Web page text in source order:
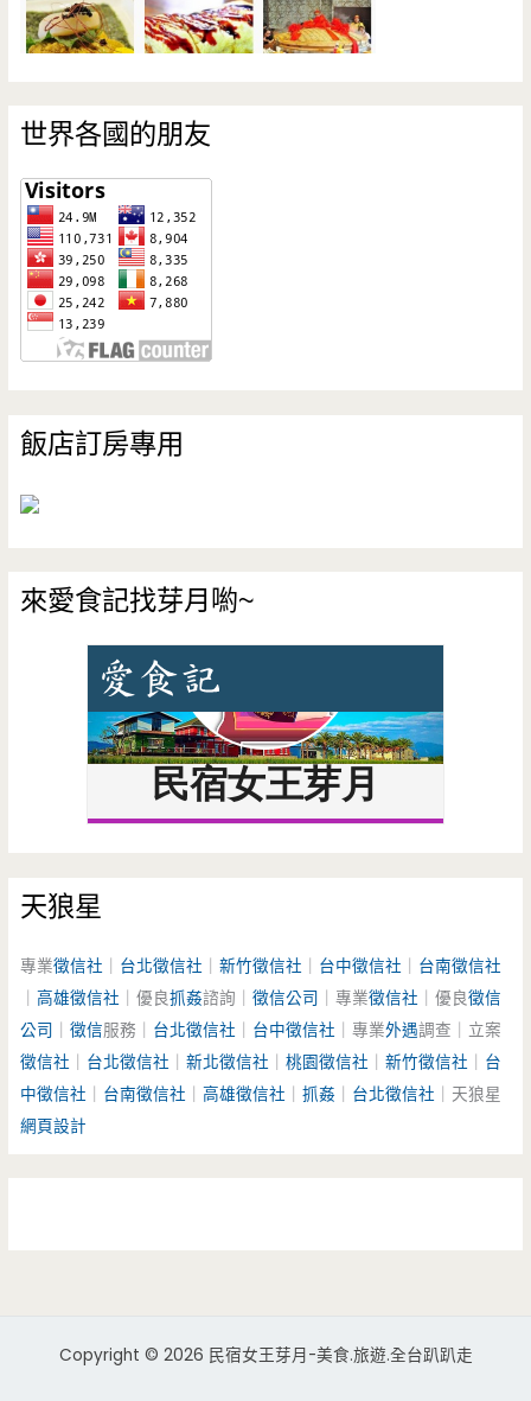
世界各國的朋友
飯店訂房專用
來愛食記找芽月喲~
天狼星
專業徵信社 台北徵信社 ｜新竹徵信社 台中徵信社
台南徵信社
｜高雄徵信社 ｜優良抓姦諮詢｜徵信公司 ｜專業徵信社 ｜優良徵信
公司 ｜徵信服務｜ 台北徵信社 台中徵信社 ｜專業外遇調查｜立案
徵信社
台北徵信社 ｜新北徵信社 ｜桃園徵信社 ｜新竹徵信社
台
中徵信社
台南徵信社 ｜高雄徵信社 ｜抓姦 台北徵信社 ｜天狼星
網頁設計
Copyright © 2026 民宿女王芽月-美食.旅遊.全台趴趴走